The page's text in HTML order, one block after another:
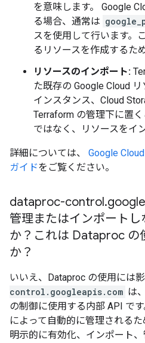
を意味します。 Google
る場合、通常は
スを使用して行います。
るリソースを作成するた
リソースのインポート:
た既存の Google Cloud
インスタンス、Cloud
Terraform の管理下に置く
ではなく、リソースをイ
詳細については、
Google
ガイドをご覧ください。
dataproc-control.
管理またはインポート
か？これは Dataproc の
か？
いいえ、Dataproc の使用には影
control.googleapis.com は
の制御に使用する内部 API で
によって自動的に管理される
明示的に有効化、インポート